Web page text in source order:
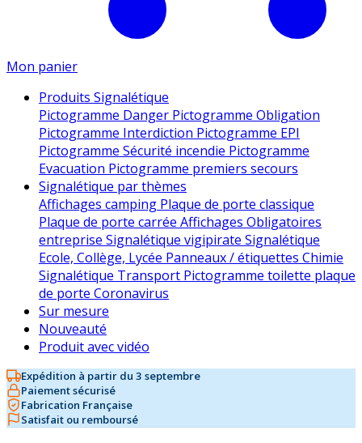
Mon panier
Produits Signalétique
Pictogramme Danger Pictogramme Obligation
Pictogramme Interdiction Pictogramme EPI
Pictogramme Sécurité incendie Pictogramme
Evacuation Pictogramme premiers secours
Signalétique par thèmes
Affichages camping Plaque de porte classique
Plaque de porte carrée Affichages Obligatoires
entreprise Signalétique vigipirate Signalétique
Ecole, Collège, Lycée Panneaux / étiquettes Chimie
Signalétique Transport Pictogramme toilette plaque
de porte Coronavirus
Sur mesure
Nouveauté
Produit avec vidéo
Expédition à partir du 3 septembre
Paiement sécurisé
Fabrication Française
Satisfait ou remboursé